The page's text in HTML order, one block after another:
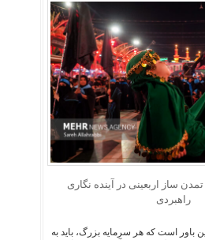
ساز اربعینی در آینده نگاری
راهبردی
باور است که هر سرمایه بزرگ، باید به